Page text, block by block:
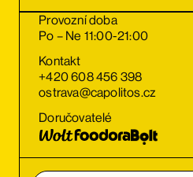
Provozní doba
Po – Ne 11:00-21:00
Kontakt
+420 608 456 398
ostrava@capolitos.cz
Doručovatelé